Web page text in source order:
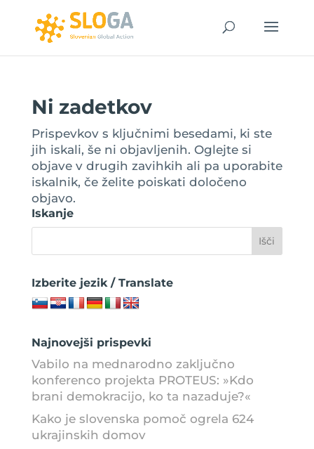
Ni zadetkov
Prispevkov s ključnimi besedami, ki ste
jih iskali, še ni objavljenih. Oglejte si
objave v drugih zavihkih ali pa uporabite
iskalnik, če želite poiskati določeno
objavo.
Iskanje
Izberite jezik / Translate
Najnovejši prispevki
Vabilo na mednarodno zaključno
konferenco projekta PROTEUS: »Kdo
brani demokracijo, ko ta nazaduje?«
Kako je slovenska pomoč ogrela 624
ukrajinskih domov